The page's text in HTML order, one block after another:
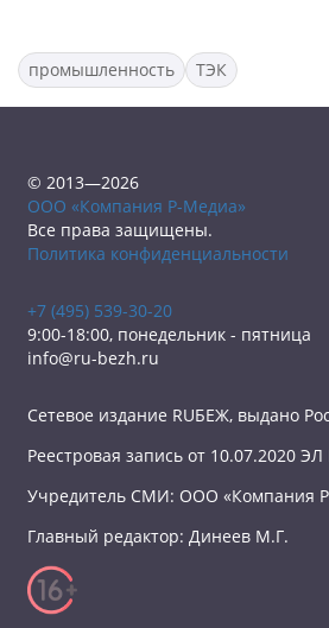
промышленность ТЭК
© 2013—2026
ООО «Компания Р-Медиа»
Все права защищены.
Политика конфиденциальности
+7 (495) 539-30-20
9:00-18:00, понедельник - пятница
info@ru-bezh.ru
Сетевое издание RUБЕЖ, выдано
Реестровая запись от 10.07.2020
Учредитель СМИ: ООО «Компания
Главный редактор: Динеев М.Г.